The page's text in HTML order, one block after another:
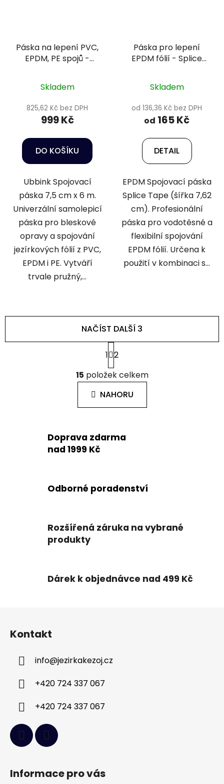
Páska na lepení PVC,
EPDM, PE spojů -
Skladem
825,62 Kč bez DPH
999 Kč
DO KOŠÍKU
Ubbink Spojovací
páska 7,5 cm x 6 m.
Univerzální samolepicí
páska pro bleskové
opravy a spojování
jezírkových fólií z PVC,
EPDM i PE. Vytváří
trvale pružný,...
Páska pro lepení
EPDM fólií - Splice
Skladem
od 136,36 Kč bez DPH
od 165 Kč
DETAIL
EPDM Spojovací páska
Splice Tape (šířka 7,62
cm). Profesionální
páska pro vodotěsné a
flexibilní spojování
EPDM fólií. Určena k
použití v kombinaci s...
O
v
l
á
d
c
í
k
p
NAČÍST DALŠÍ 3
S
t
r
á
n
k
n
í
1 2
15 položek celkem
NAHORU
Doprava zdarma
nad 1999 Kč
Odborné poradenství
Rozšířená záruka na vybrané
produkty
Dárek k objednávce nad 499 Kč
Kontakt
info@jezirkakezoj.cz
+420 724 337 067
+420 724 337 067
Informace pro vás